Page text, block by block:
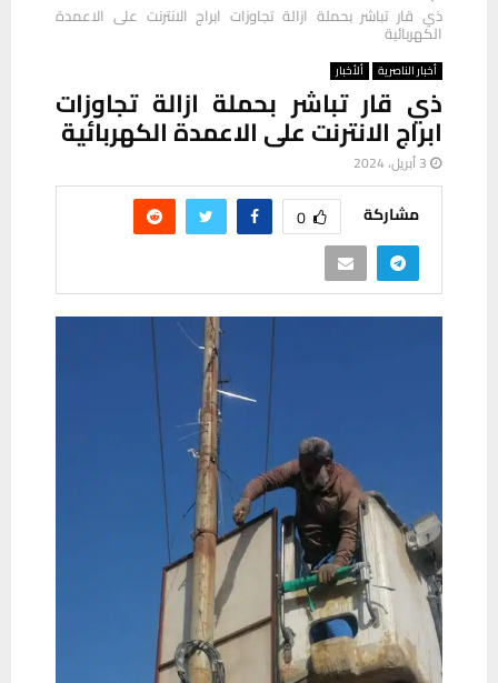
ذي قار تباشر بحملة ازالة تجاوزات ابراج الانترنت على الاعمدة
الكهربائية
أخبار الناصرية ألأخبار
ذي قار تباشر بحملة ازالة تجاوزات
ابراج الانترنت على الاعمدة الكهربائية
3 أبريل، 2024
مشاركة 0